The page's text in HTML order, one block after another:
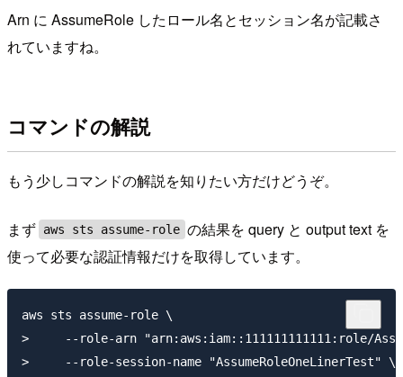
Arn に AssumeRole したロール名とセッション名が記載さ
れていますね。
コマンドの解説
もう少しコマンドの解説を知りたい方だけどうぞ。
まず aws sts assume-role の結果を query と output text を
使って必要な認証情報だけを取得しています。
aws sts assume-role \
>     --role-arn "arn:aws:iam::111111111111:role/
>     --role-session-name "AssumeRoleOneLinerTest" \